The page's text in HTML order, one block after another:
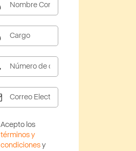
Acepto los
términos y
condicionesy